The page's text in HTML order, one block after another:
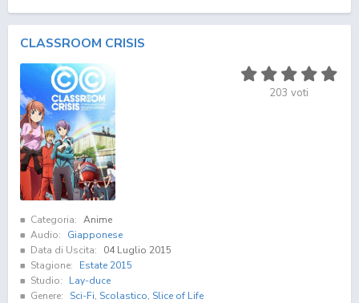
CLASSROOM CRISIS
203 voti
Categoria: Anime
Audio:
Giapponese
Data di Uscita:
04 Luglio 2015
Stagione:
Estate 2015
Studio:
Lay-duce
Genere:
Sci-Fi, Scolastico, Slice of Life